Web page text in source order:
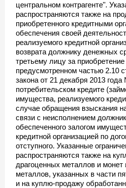
центральном контрагенте".
распространяются также на
приобретенного кредитными
обеспечения своей
реализуемого кредитной
возврата должнику денежных
третьему лицу за
предусмотренном частью 2.10
закона от 21 декабря 2013
потребительском кредите
имущества, реализуемого
случае обращения взыскания
связи с неисполнением
обеспеченного залогом
кредитной организацией по
отступного. Указанные
распространяются также на
драгоценных металлов и монет
металлов, указанных в части
и на куплю-продажу